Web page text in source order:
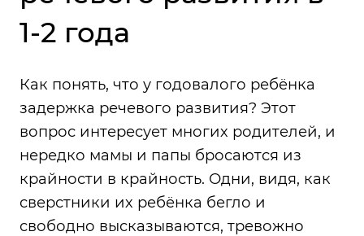
1-2 года
Как понять, что у годовалого ребёнка
задержка речевого развития? Этот
вопрос интересует многих родителей, и
нередко мамы и папы бросаются из
крайности в крайность. Одни, видя, как
сверстники их ребёнка бегло и
свободно высказываются, тревожно